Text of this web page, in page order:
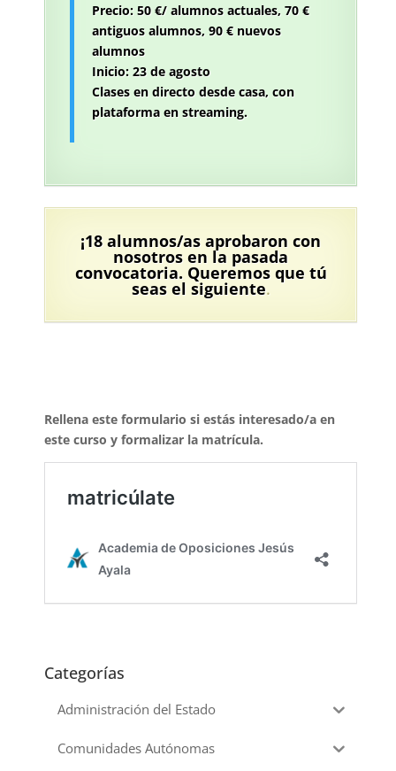
Precio: 50 €/ alumnos actuales, 70 €
antiguos alumnos, 90 € nuevos
alumnos
Inicio: 23 de agosto
Clases en directo desde casa, con
plataforma en streaming.
¡18 alumnos/as aprobaron con
nosotros en la pasada
convocatoria. Queremos que tú
seas el siguiente.
Rellena este formulario si estás interesado/a en
este curso y formalizar la matrícula.
Categorías
Administración del Estado
Comunidades Autónomas